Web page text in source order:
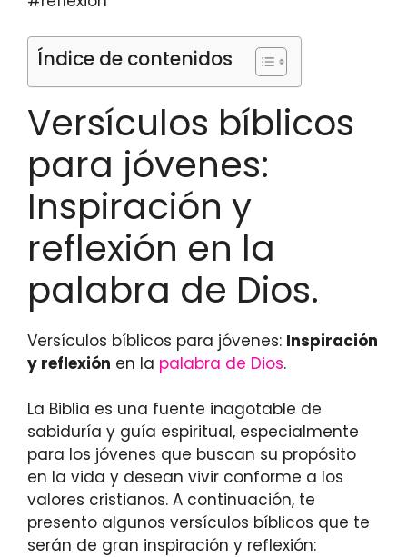
Índice de contenidos
Versículos bíblicos
para jóvenes:
Inspiración y
reflexión en la
palabra de Dios.
Versículos bíblicos para jóvenes: Inspiración
y reflexión en la palabra de Dios.
La Biblia es una fuente inagotable de
sabiduría y guía espiritual, especialmente
para los jóvenes que buscan su propósito
en la vida y desean vivir conforme a los
valores cristianos. A continuación, te
presento algunos versículos bíblicos que te
serán de gran inspiración y reflexión: